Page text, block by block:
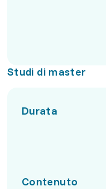
Studi di master
Durata
Contenuto